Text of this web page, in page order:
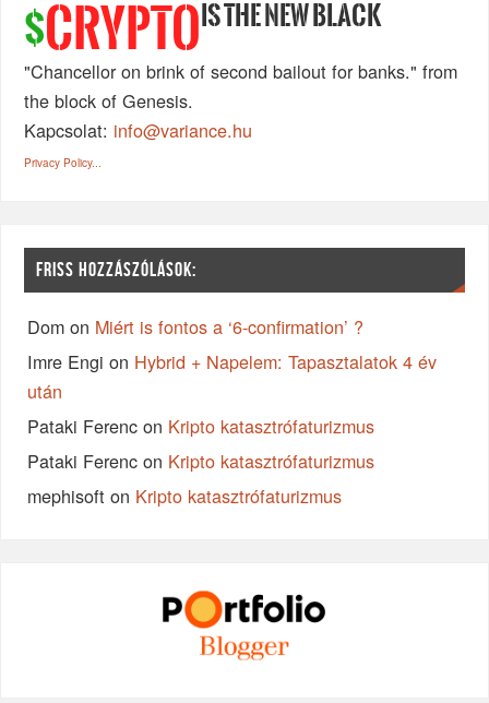
$CRYPTO IS THE NEW BLACK
"Chancellor on brink of second bailout for banks." from
the block of Genesis.
Kapcsolat: info@variance.hu
Privacy Policy...
FRISS HOZZÁSZÓLÁSOK:
Dom on Miért is fontos a ‘6-confirmation’ ?
Imre Engi on Hybrid + Napelem: Tapasztalatok 4 év
után
Pataki Ferenc on Kripto katasztrófaturizmus
Pataki Ferenc on Kripto katasztrófaturizmus
mephisoft on Kripto katasztrófaturizmus